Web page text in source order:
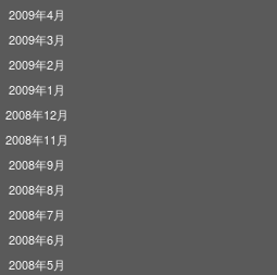
2009年4月
2009年3月
2009年2月
2009年1月
2008年12月
2008年11月
2008年9月
2008年8月
2008年7月
2008年6月
2008年5月